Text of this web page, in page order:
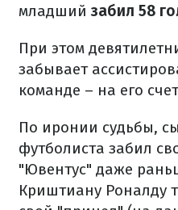
младшийзабил 58
При этом
забывает
команде – на его
По иронии судьбы,
футболиста забил
"Ювентус" даже
Криштиану Роналду